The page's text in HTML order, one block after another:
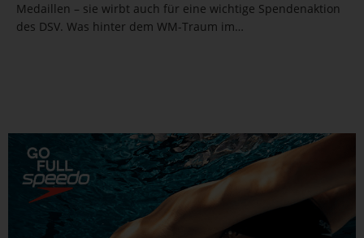
Medaillen – sie wirbt auch für eine wichtige Spendenaktion
des DSV. Was hinter dem WM-Traum im